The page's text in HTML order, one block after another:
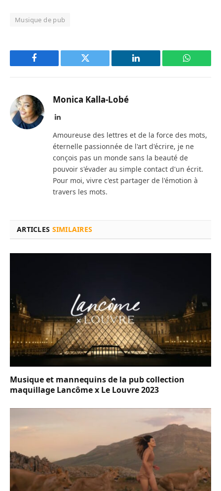
Musique de pub
Facebook Twitter LinkedIn
Monica Kalla-Lobé
LinkedIn
Amoureuse des lettres et de la force des mots,
éternelle passionnée de l'art d'écrire, je ne
conçois pas un monde sans la beauté de
pouvoir s'évader au simple contact d'un écrit.
Pour moi, vivre c'est partager de l'émotion à
travers les mots.
ARTICLES SIMILAIRES
Musique et mannequins de la pub collection
maquillage Lancôme x Le Louvre 2023